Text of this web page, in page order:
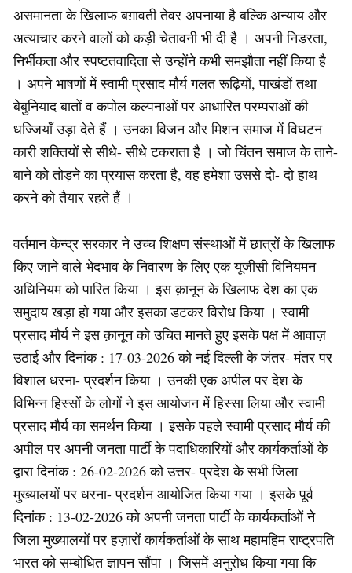
असमानता के खिलाफ बग़ावती तेवर अपनाया है बल्कि अन्याय और
अत्याचार करने वालों को कड़ी चेतावनी भी दी है । अपनी निडरता,
निर्भीकता और स्पष्टतवादिता से उन्होंने कभी समझौता नहीं किया है
। अपने भाषणों में स्वामी प्रसाद मौर्य गलत रूढ़ियों, पाखंडों तथा
बेबुनियाद बातों व कपोल कल्पनाओं पर आधारित परम्पराओं की
धज्जियाँ उड़ा देते हैं । उनका विजन और मिशन समाज में विघटन
कारी शक्तियों से सीधे- सीधे टकराता है । जो चिंतन समाज के ताने-
बाने को तोड़ने का प्रयास करता है, वह हमेशा उससे दो- दो हाथ
करने को तैयार रहते हैं ।
वर्तमान केन्द्र सरकार ने उच्च शिक्षण संस्थाओं में छात्रों के खिलाफ
किए जाने वाले भेदभाव के निवारण के लिए एक यूजीसी विनियमन
अधिनियम को पारित किया । इस क़ानून के खिलाफ देश का एक
समुदाय खड़ा हो गया और इसका डटकर विरोध किया । स्वामी
प्रसाद मौर्य ने इस क़ानून को उचित मानते हुए इसके पक्ष में आवाज़
उठाई और दिनांक : 17-03-2026 को नई दिल्ली के जंतर- मंतर पर
विशाल धरना- प्रदर्शन किया । उनकी एक अपील पर देश के
विभिन्न हिस्सों के लोगों ने इस आयोजन में हिस्सा लिया और स्वामी
प्रसाद मौर्य का समर्थन किया । इसके पहले स्वामी प्रसाद मौर्य की
अपील पर अपनी जनता पार्टी के पदाधिकारियों और कार्यकर्ताओं के
द्वारा दिनांक : 26-02-2026 को उत्तर- प्रदेश के सभी जिला
मुख्यालयों पर धरना- प्रदर्शन आयोजित किया गया । इसके पूर्व
दिनांक : 13-02-2026 को अपनी जनता पार्टी के कार्यकर्ताओं ने
जिला मुख्यालयों पर हज़ारों कार्यकर्ताओं के साथ महामहिम राष्ट्रपति
भारत को सम्बोधित ज्ञापन सौंपा । जिसमें अनुरोध किया गया कि